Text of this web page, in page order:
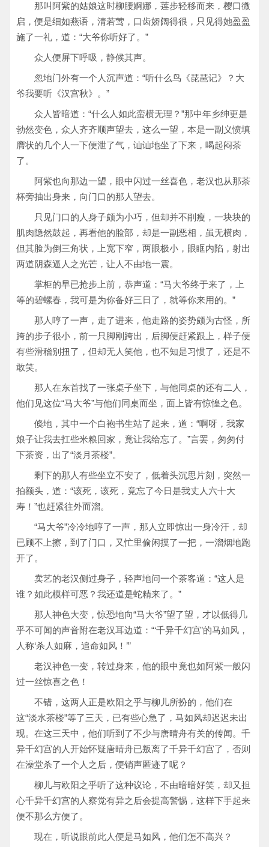
那叫阿紫的姑娘这时柳腰婀娜，莲步轻移而来，樱口微
启，便是细如燕语，清若莺，口齿娇阔得很，只见得她盈盈
施了一礼，道：“大爷你听好了。”
众人便屏下呼吸，静候其声。
忽地门外有一个人沉声道：“听什么鸟《琵琶记》？大
爷我要听《汉宫秋》。”
众人皆暗道：“什么人如此蛮横无理？”那中年乡绅更是
勃然变色，众人齐齐顺声望去，这么一望，本是一副义愤填
膺状的几个人一下便泄了气，讪讪地坐了下来，喝起闷茶
了。
阿紫也向那边一望，眼中闪过一丝喜色，老汉也从那茶
杯旁抽出身来，向门口的那人望去。
只见门口的人身子颇为小巧，但却并不削瘦，一块块的
肌肉隐然鼓起，再看他的脸部，却是一副恶相，虽无横肉，
但其脸为倒三角状，上宽下窄，两眼极小，眼眶内陷，射出
两道阴森逼人之光芒，让人不由地一震。
掌柜的早已抢步上前，恭声道：“马大爷终于来了，上
等的碧螺春，我可是为你备好三日了，就等你来用的。”
那人哼了一声，走了进来，他走路的姿势颇为古怪，所
跨的步子很小，前一只脚刚跨出，后脚便赶紧跟上，样子便
有些滑稽别扭了，但却无人笑他，也不知是习惯了，还是不
敢笑。
那人在东首找了一张桌子坐下，与他同桌的还有二人，
他们见这位“马大爷”与他们同桌而坐，面上皆有惊惶之色。
倏地，其中一个白袍书生站了起来，道：“啊呀，我家
娘子让我去扛些米粮回家，竟让我给忘了。”言罢，匆匆付
下茶资，出了“淡月茶楼”。
剩下的那人有些坐立不安了，低着头沉思片刻，突然一
拍额头，道：“该死，该死，竟忘了今日是我丈人六十大
寿！”也赶紧往外而溜。
“马大爷”冷冷地哼了一声，那人立即惊出一身冷汗，却
已顾不上擦，到了门口，又忙里偷闲摸了一把，一溜烟地跑
开了。
卖艺的老汉侧过身子，轻声地问一个茶客道：“这人是
谁？如此模样可恶？我还道是蛇精来了。”
那人神色大变，惊恐地向“马大爷”望了望，才以低得几
乎不可闻的声音附在老汉耳边道：“‘千异千幻宫’的马如风，
人称‘杀人如麻，追命如风！’”
老汉神色一变，转过身来，他的眼中竟也如阿紫一般闪
过一丝惊喜之色！
不错，这两人正是欧阳之乎与柳儿所扮的，他们在
这“淡水茶楼”等了三天，已有些心急了，马如风却迟迟未出
现。在这三天中，他们听到了不少与唐晴舟有关的传闻。千
异千幻宫的人开始怀疑唐晴舟已叛离了千异千幻宫了，否则
在澡堂杀了一个人之后，便销声匿迹了呢？
柳儿与欧阳之乎听了这种议论，不由暗暗好笑，却又担
心千异千幻宫的人察觉有异之后会提高警惕，这样下手起来
便不那么方便了。
现在，听说眼前此人便是马如风，他们怎不高兴？